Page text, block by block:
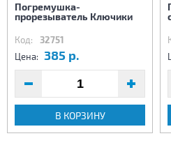
Погремушка-
прорезыватель Ключики
Код: 32751
Цена: 385 р.
В КОРЗИНУ